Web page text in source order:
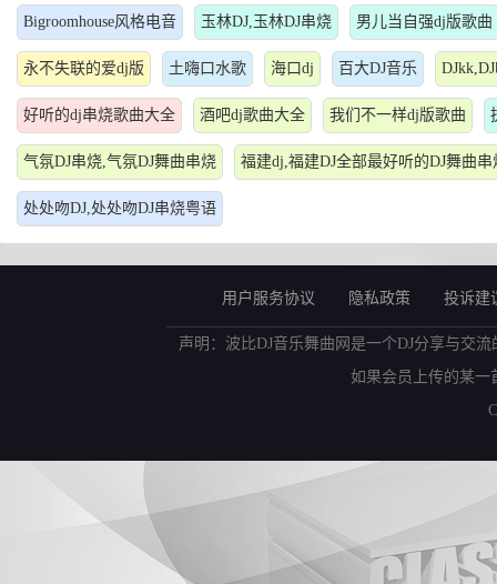
Bigroomhouse风格电音 玉林DJ,玉林DJ串烧 男儿当自强dj版歌曲
永不失联的爱dj版 土嗨口水歌 海口dj 百大DJ音乐
好听的dj串烧歌曲大全 酒吧dj歌曲大全 我们不一样dj版歌曲
气氛DJ串烧,气氛DJ舞曲串烧 福建dj,福建DJ全部最好听的DJ舞曲串
处处吻DJ,处处吻DJ串烧粤语
用户服务协议 隐私政策 投诉建
声明：波比DJ音乐舞曲网是一个DJ分享与交
如果会员上传的某一